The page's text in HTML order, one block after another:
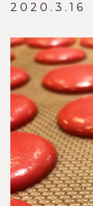
2020.3.16